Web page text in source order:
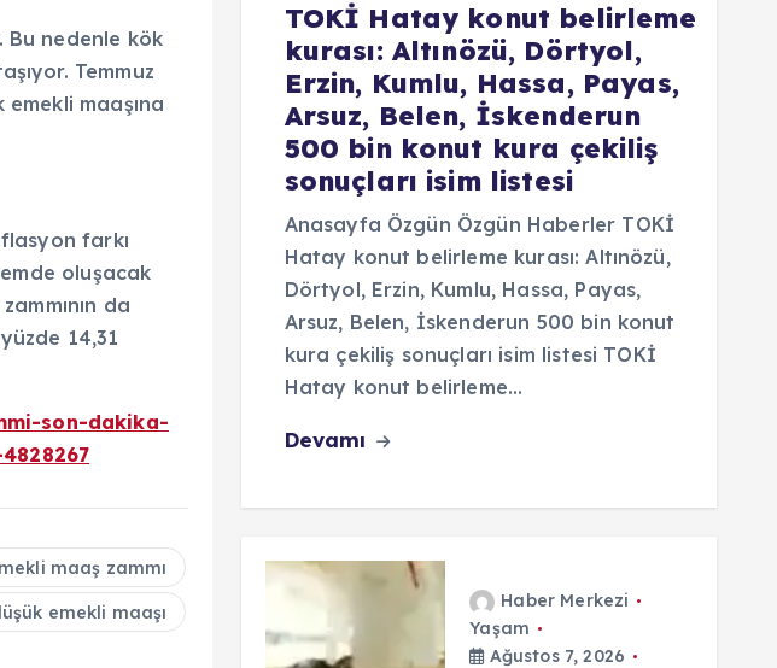
Bu nedenle kök
Temmuz
maaşına
farkı
oluşacak
da
14,31
son-dakika-
maaş zammı
emekli maaşı
TOKİ Hatay konut belirleme
kurası: Altınözü, Dörtyol,
Erzin, Kumlu, Hassa, Payas,
Arsuz, Belen, İskenderun
500 bin konut kura çekiliş
sonuçları isim listesi
Anasayfa Özgün Özgün Haberler TOKİ
Hatay konut belirleme kurası: Altınözü,
Dörtyol, Erzin, Kumlu, Hassa, Payas,
Arsuz, Belen, İskenderun 500 bin konut
kura çekiliş sonuçları isim listesi TOKİ
Hatay konut belirleme…
Devamı
Haber Merkezi
Yaşam
Ağustos 7, 2026